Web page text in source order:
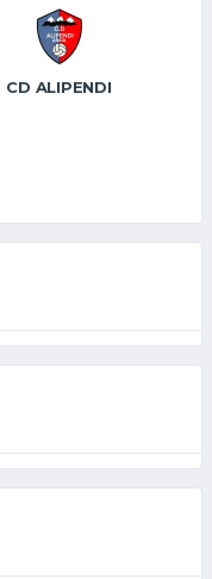
CD ALIPENDI